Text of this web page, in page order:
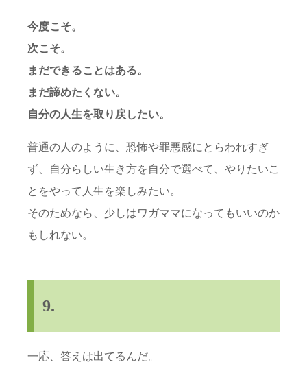
今度こそ。
次こそ。
まだできることはある。
まだ諦めたくない。
自分の人生を取り戻したい。
普通の人のように、恐怖や罪悪感にとらわれすぎ
ず、自分らしい生き方を自分で選べて、やりたいこ
とをやって人生を楽しみたい。
そのためなら、少しはワガママになってもいいのか
もしれない。
9.
一応、答えは出てるんだ。